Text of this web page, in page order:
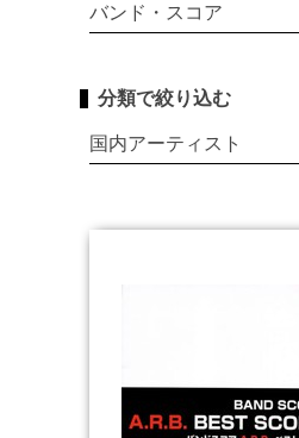
バンド・スコア
分類で絞り込む
国内アーティスト